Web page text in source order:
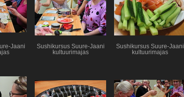
Jaani
Sushikursus Suure-Jaani
kultuurimajas
Sushikursus Suure-Jaani
kultuurimajas